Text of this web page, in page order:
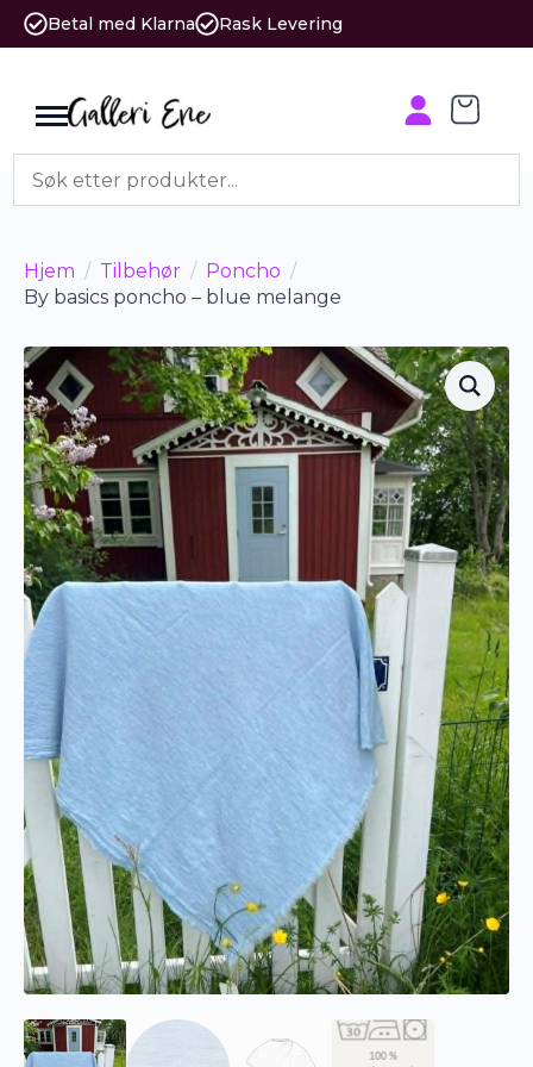
Betal med Klarna Rask Levering
Hjem Tilbehør
Poncho
By basics poncho – blue melange